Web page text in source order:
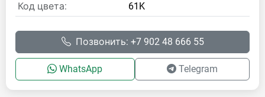
Код цвета: 61K
Позвонить: +7 902 48 666 55
WhatsApp Telegram